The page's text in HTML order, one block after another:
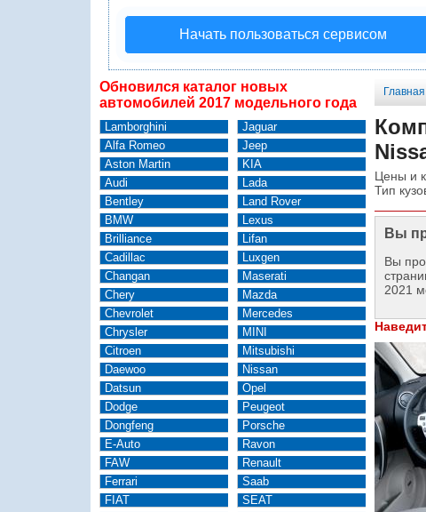
Начать пользоваться сервисом
Обновился каталог новых
автомобилей 2017 модельного года
Lamborghini
Alfa Romeo
Aston Martin
Audi
Bentley
BMW
Brilliance
Cadillac
Changan
Chery
Chevrolet
Chrysler
Citroen
Daewoo
Datsun
Dodge
Dongfeng
E-Auto
FAW
Ferrari
FIAT
Jaguar
Jeep
KIA
Lada
Land Rover
Lexus
Lifan
Luxgen
Maserati
Mazda
Mercedes
MINI
Mitsubishi
Nissan
Opel
Peugeot
Porsche
Ravon
Renault
Saab
SEAT
Главная
Цены и
Тип
Вы
Вы
2021